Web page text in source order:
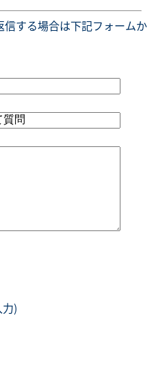
信する場合は下記フォームか
)